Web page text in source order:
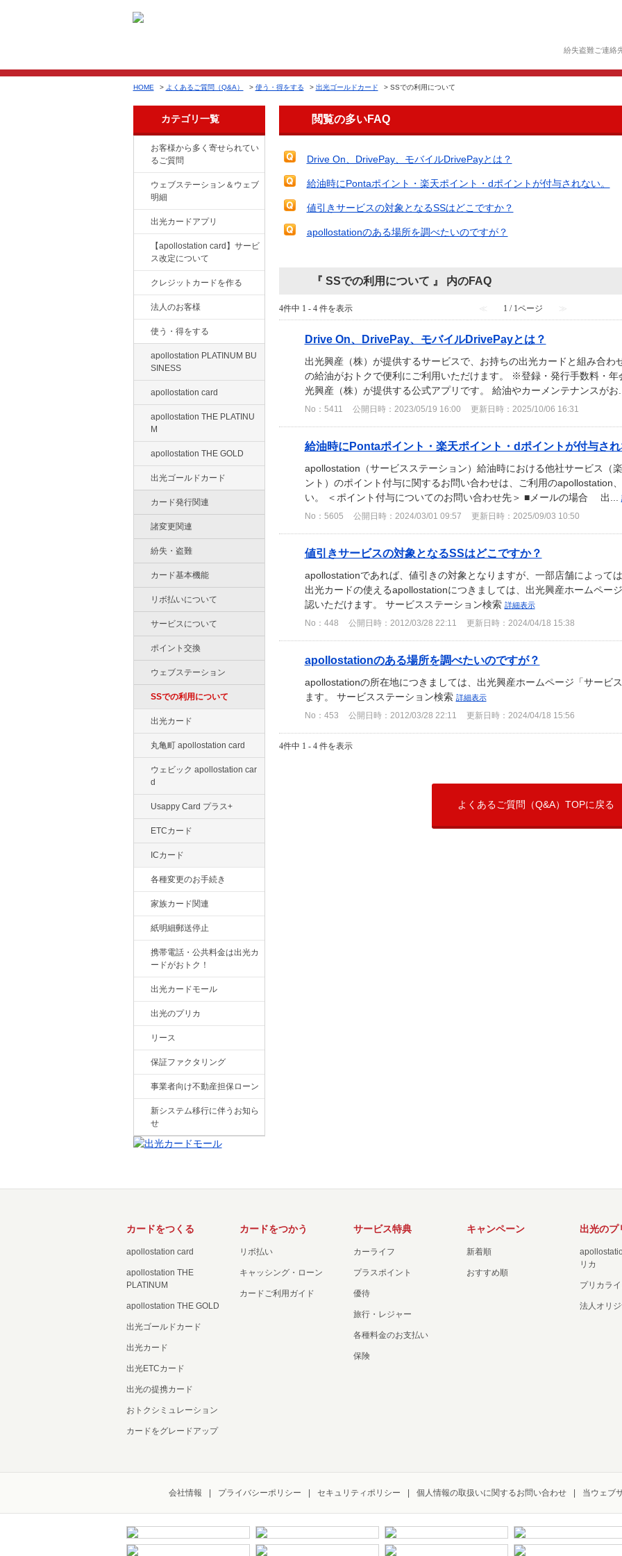
紛失盗難ご連絡
HOME > よくあるご質問（Q&A） > 使う・得をする > 出光ゴールドカード > SSでの利用について
カテゴリ一覧
お客様から多く寄せられてい
るご質問
ウェブステーション＆ウェブ
明細
出光カードアプリ
【apollostation card】サービ
ス改定について
クレジットカードを作る
法人のお客様
使う・得をする
apollostation PLATINUM BU
SINESS
apollostation card
apollostation THE PLATINU
M
apollostation THE GOLD
出光ゴールドカード
カード発行関連
諸変更関連
紛失・盗難
カード基本機能
リボ払いについて
サービスについて
ポイント交換
ウェブステーション
SSでの利用について
出光カード
丸亀町 apollostation card
ウェビック apollostation car
d
Usappy Card プラス+
ETCカード
ICカード
各種変更のお手続き
家族カード関連
紙明細郵送停止
携帯電話・公共料金は出光カ
ードがおトク！
出光カードモール
出光のプリカ
リース
保証ファクタリング
事業者向け不動産担保ローン
新システム移行に伴うお知ら
せ
閲覧の多いFAQ
Drive On、DrivePay、モバイルDrivePayとは？
給油時にPontaポイント・楽天ポイント・dポイントが付与されない。
値引きサービスの対象となるSSはどこですか？
apollostationのある場所を調べたいのですが？
『 SSでの利用について 』 内のFAQ
4件中 1 - 4 件を表示 ≪ 1 / 1ページ ≫
Drive On、DrivePay、モバイルDrivePayとは？
出光興産（株）が提供するサービスで、お持ちの出光カードと組み合
の給油がおトクで便利にご利用いただけます。 ※登録・発行手数料・
光興産（株）が提供する公式アプリです。 給油やカーメンテナンスがお
No：5411 公開日時：2023/05/19 16:00 更新日時：2025/10/06 16:31
給油時にPontaポイント・楽天ポイント・dポイントが付与され
apollostation（サービスステーション）給油時における他社サービス（
ント）のポイント付与に関するお問い合わせは、ご利用のapollostation
い。 ＜ポイント付与についてのお問い合わせ先＞ ■メールの場合 出...
No：5605 公開日時：2024/03/01 09:57 更新日時：2025/09/03 10:50
値引きサービスの対象となるSSはどこですか？
apollostationであれば、値引きの対象となりますが、一部店舗によって
出光カードの使えるapollostationにつきましては、出光興産ホームペー
認いただけます。 サービスステーション検索 詳細表示
No：448 公開日時：2012/03/28 22:11 更新日時：2024/04/18 15:38
apollostationのある場所を調べたいのですが？
apollostationの所在地につきましては、出光興産ホームページ「サービ
ます。 サービスステーション検索 詳細表示
No：453 公開日時：2012/03/28 22:11 更新日時：2024/04/18 15:56
4件中 1 - 4 件を表示
よくあるご質問（Q&A）TOPに戻る
カードをつくる
apollostation card
apollostation THE
PLATINUM
apollostation THE GOLD
出光ゴールドカード
出光カード
出光ETCカード
出光の提携カード
おトクシミュレーション
カードをグレードアップ
カードをつかう
リボ払い
キャッシング・ローン
カードご利用ガイド
サービス特典
カーライフ
プラスポイント
優待
旅行・レジャー
各種料金のお支払い
保険
キャンペーン
新着順
おすすめ順
出光のプ
リカ
プリカラ
法人オリ
会社情報 プライバシーポリシー セキュリティポリシー 個人情報の取扱いに関するお問い合わせ 当ウェブ